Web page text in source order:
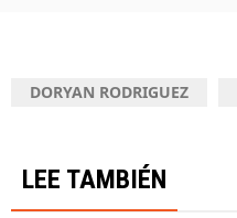
DORYAN RODRIGUEZ
LEE TAMBIÉN